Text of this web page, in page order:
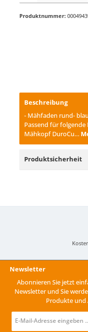
Produktnummer:
Beschreibung
- Mähfaden rund-
Passend für
Mähkopf DuroCu…
Produktsicherheit
Newsletter
Abonnieren Sie jetzt
Newsletter und Sie
Produkte